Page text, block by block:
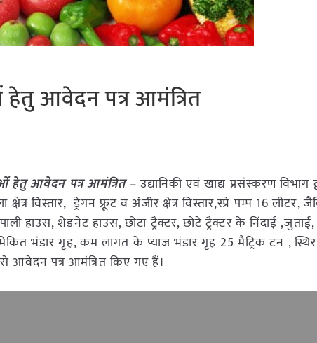
हेतु आवेदन पत्र आमंत्रित
हेतु आवेदन पत्र आमंत्रित–उद्यानिकी एवं खाद्य प्रसंस्करण विभाग
क्षेत्र विस्तार, ड्रेगन फ्रूट व अंजीर क्षेत्र विस्तार,स्प्रे पम्प 16 लीटर,
हाउस, शेडनेट हाउस, छोटा ट्रैक्टर, छोटे ट्रैक्टर के निंदाई
भंडार गृह, कम लागत के प्याज भंडार गृह 25 मैट्रिक टन ,
आवेदन पत्र आमंत्रित किए गए हैं।